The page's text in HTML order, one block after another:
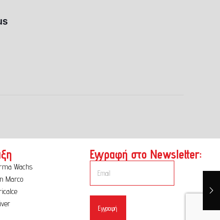
Wachs
Marco
Εγγραφή στο Newsletter:
Εγγραφή